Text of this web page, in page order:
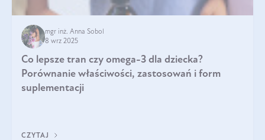
mgr inż. Anna Sobol
8 wrz 2025
Co lepsze tran czy omega-3 dla dziecka?
Porównanie właściwości, zastosowań i form
suplementacji
CZYTAJ